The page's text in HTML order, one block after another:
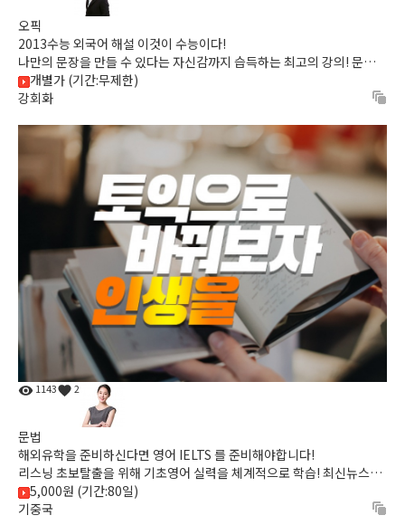
오픽
2013수능 외국어 해설 이것이 수능이다!
나만의 문장을 만들 수 있다는 자신감까지 습득하는 최고의 강의! 문장
구조, 말하기 연습까지 15일 내에 완성하고자 하는 학습자를 ...
개별가 (기간:무제한)
강회화
1143 2
문법
해외유학을 준비하신다면 영어 IELTS 를 준비해야합니다!
리스닝 초보탈출을 위해 기초영어 실력을 체계적으로 학습! 최신뉴스정
보도 접하고 영어도 배우고 ! 리스닝의 첫걸음 생생영어로 시작...
5,000원 (기간:80일)
기중국